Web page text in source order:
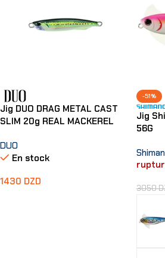
Jig DUO DRAG METAL CAST
SLIM 20g REAL MACKEREL
DUO
En stock
1430 DZD
-51%
Jig
56G
3050